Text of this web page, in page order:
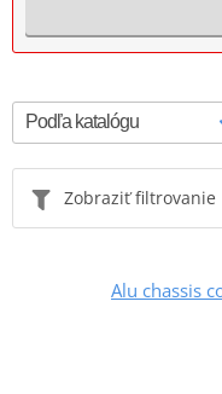
Zobraziť filtrovanie
Alu chassis